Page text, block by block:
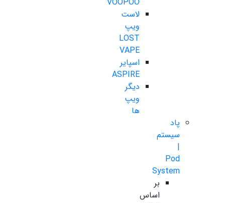
لاست
ویپ
LOST
VAPE
اسپایر
ASPIRE
دیگر
ویپ
ها
پاد
سیستم
|
Pod
System
بر
اساس